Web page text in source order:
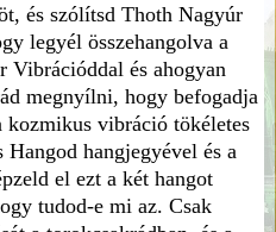
és szólítsd Thoth Nagyúr
legyél összehangolva a
Vibrációddal és ahogyan
megnyílni, hogy befogadja
vibráció tökéletes
hangjegyével és a
el ezt a két hangot
tudod-e mi az. Csak